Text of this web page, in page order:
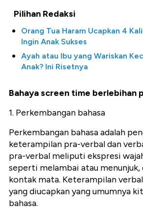
Pilihan Redaksi
Orang Tua Haram Ucapkan 4
Ingin Anak Sukses
Ayah atau Ibu yang Wariskan
Anak? Ini Risetnya
Bahaya screen time berlebihan
1. Perkembangan bahasa
Perkembangan bahasa adalah
keterampilan pra-verbal dan
pra-verbal meliputi ekspresi
seperti melambai atau menunjuk,
kontak mata. Keterampilan
yang diucapkan yang umumnya
bahasa.